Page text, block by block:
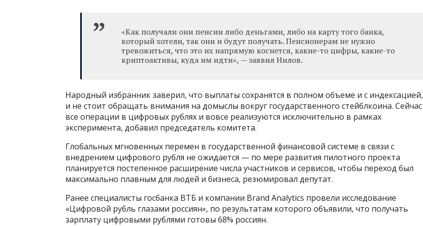
«Как получали они пенсии либо деньгами, либо на карту того банка,
который хотели, так они и будут получать. Пенсионерам не нужно
тревожиться, что это их напрямую коснется, какие-то цифры, какие-то
криптоактивы, куда им идти», — заявил Нилов.
Народный избранник заверил, что выплаты сохранятся в полном объеме и с индексацией,
и не стоит обращать внимания на домыслы вокруг государственного стейблкоина. Сейчас
все операции в цифровых рублях и вовсе реализуются исключительно в рамках
эксперимента, добавил председатель комитета.
Глобальных мгновенных перемен в государственной финансовой системе в связи с
внедрением цифрового рубля не ожидается — по мере развития пилотного проекта
планируется постепенное расширение числа участников и сервисов, чтобы переход был
максимально плавным для людей и бизнеса, резюмировал депутат.
Ранее специалисты госбанка ВТБ и компании Brand Analytics провели исследование
«Цифровой рубль глазами россиян», по результатам которого объявили, что получать
зарплату цифровыми рублями готовы 68% россиян.